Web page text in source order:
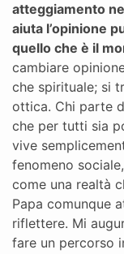
atteggiamento
aiuta l’opinione
quello che è il
cambiare
che spirituale; si
ottica. Chi parte
che per tutti sia
vive
fenomeno
come una realtà
Papa comunque
riflettere. Mi
fare un percorso